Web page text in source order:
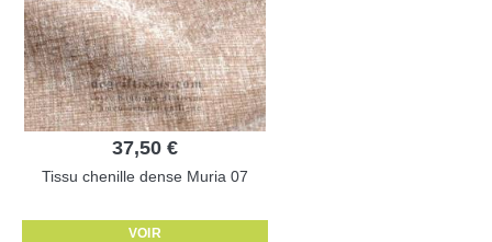
37,50 €
Tissu chenille dense Muria 07
VOIR